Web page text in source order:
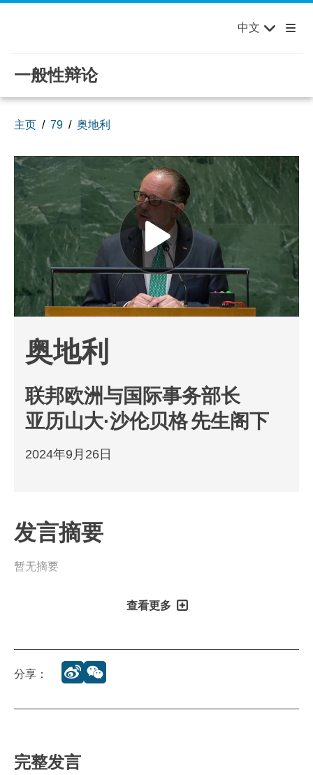
欢迎来到联合国，您的世界！ English Français
Español
中文
一般性辩论
主页 79 奥地利
奥地利
联邦欧洲与国际事务部长
亚历山大·沙伦贝格先生阁下
2024年9月26日
发言摘要
暂无摘要
查看更多
分享：
完整发言